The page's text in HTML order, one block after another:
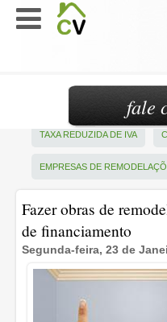
TAXA REDUZIDA DE IVA
EMPRESAS DE
Fazer obras de
de financiamento
Segunda-feira, 23 de
fale